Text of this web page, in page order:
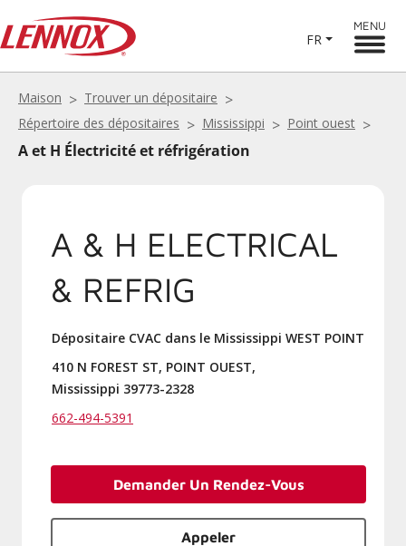
FR
MENU
Maison
Trouver un dépositaire
Répertoire des dépositaires
Mississippi Point ouest
A et H Électricité et réfrigération
A & H ELECTRICAL
& REFRIG
Dépositaire CVAC dans le Mississippi WEST POINT
410 N FOREST ST, POINT OUEST,
Mississippi 39773-2328
662-494-5391
Demander Un Rendez-Vous
Appeler